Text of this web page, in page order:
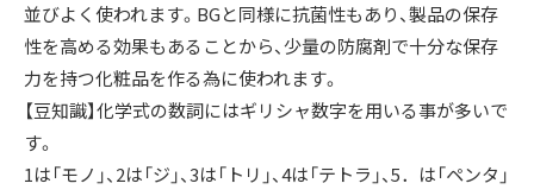
並びよく使われます。BGと同様に抗菌性もあり、製品の保存
性を高める効果もあることから、少量の防腐剤で十分な保存
力を持つ化粧品を作る為に使われます。
【豆知識】化学式の数詞にはギリシャ数字を用いる事が多いで
す。
1は「モノ」、2は「ジ」、3は「トリ」、4は「テトラ」、5．は「ペンタ」